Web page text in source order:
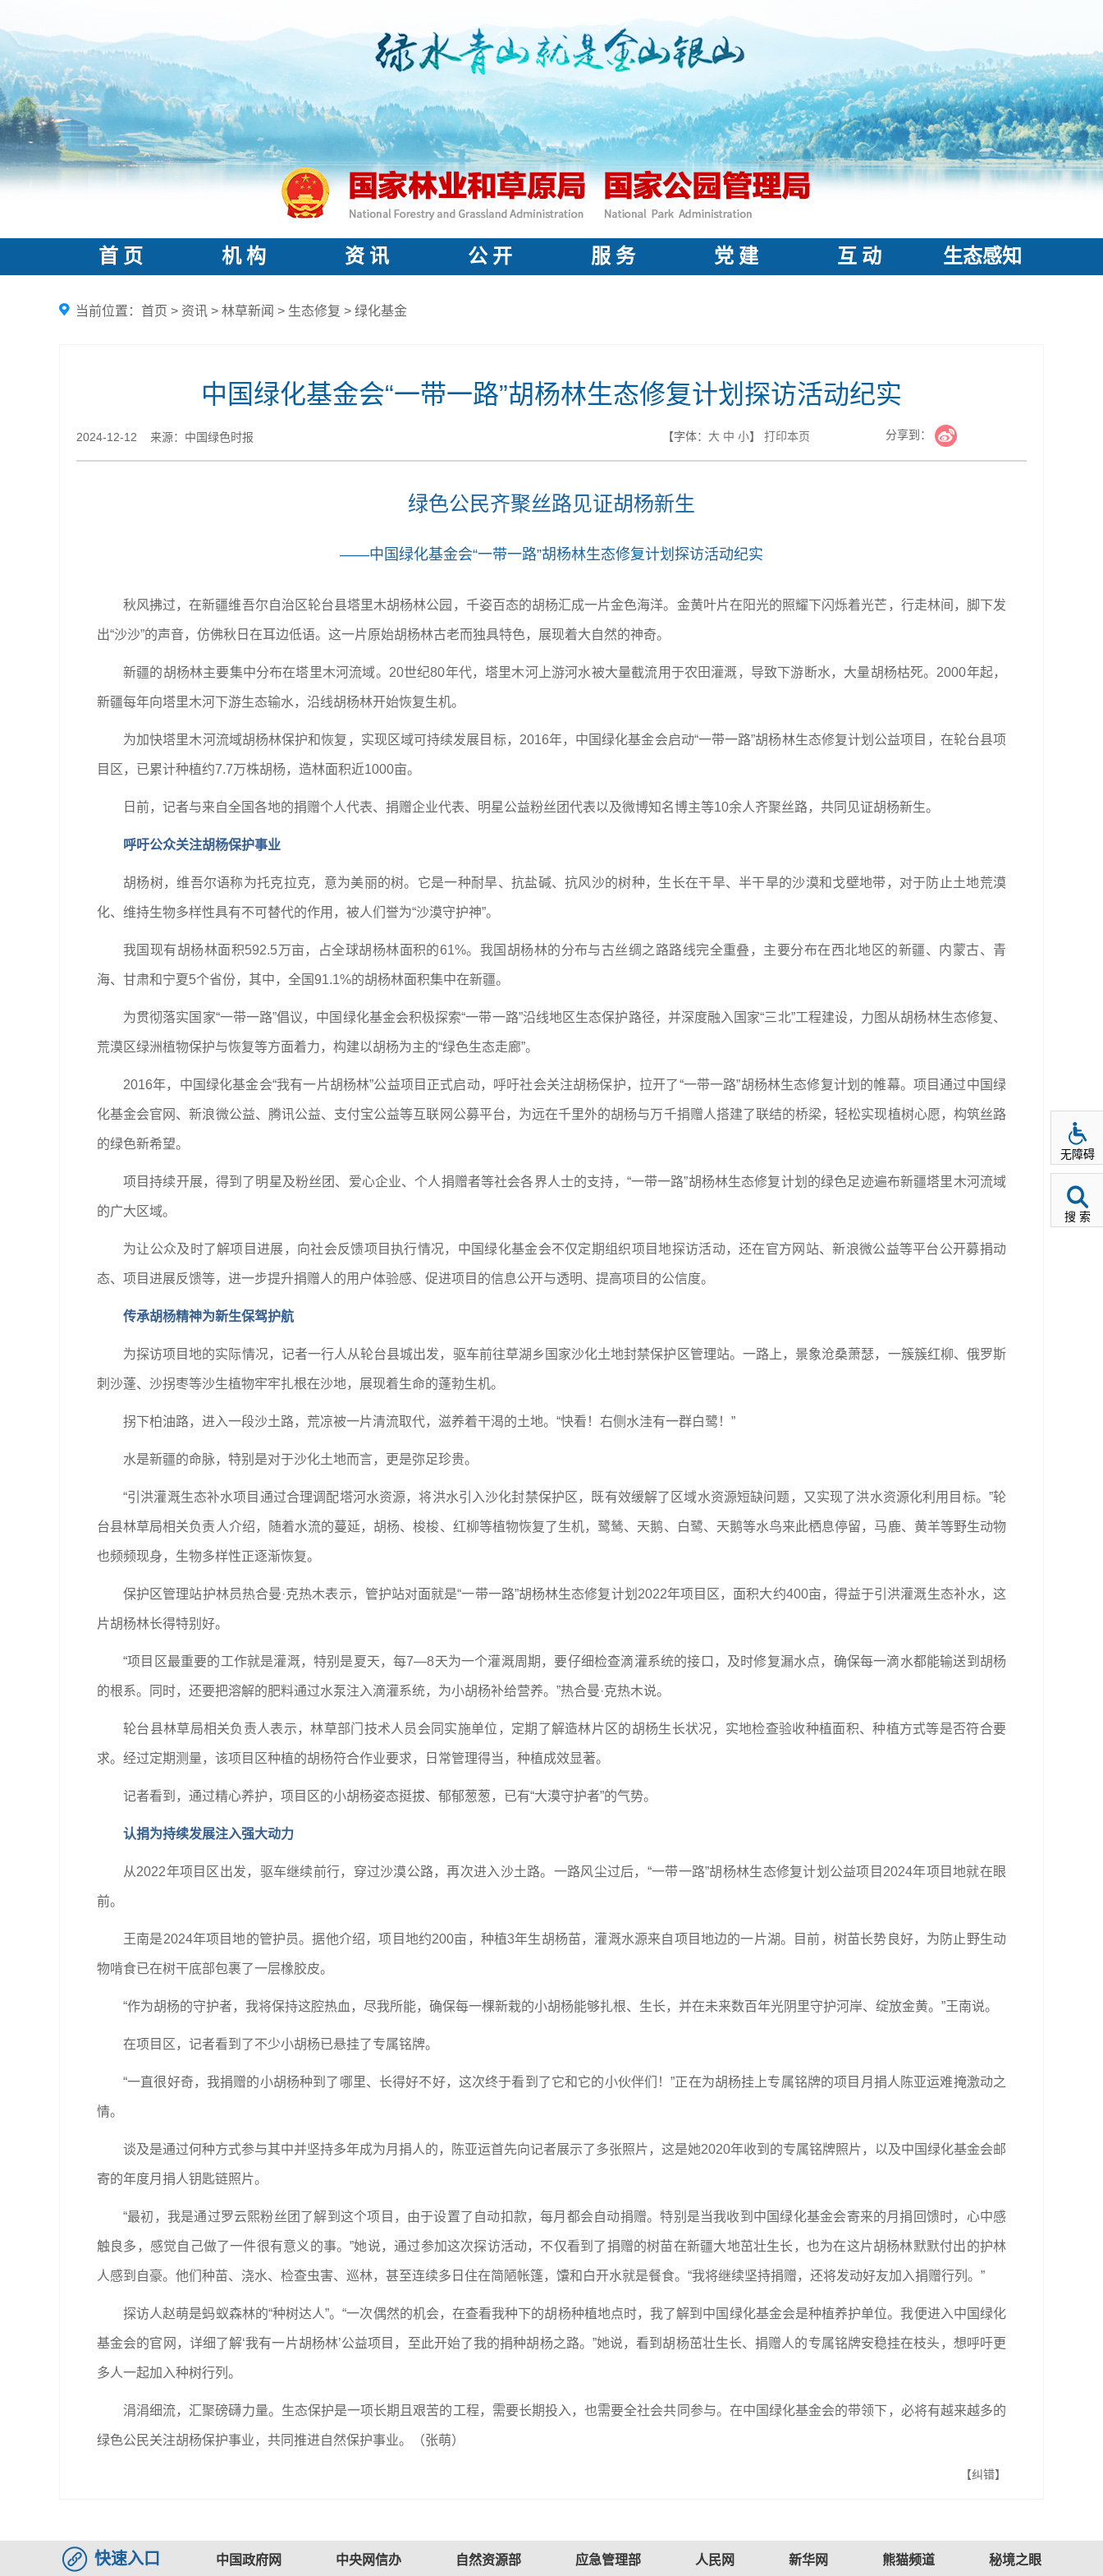
首 页 机 构 资 讯 公 开 服 务 党 建 互 动 生态感知
当前位置： 首页 > 资讯 > 林草新闻 > 生态修复 > 绿化基金
中国绿化基金会“一带一路”胡杨林生态修复计划探访活动纪实
2024-12-12 来源：中国绿色时报 【字体： 大 中 小】 打印本页 分享到：
绿色公民齐聚丝路见证胡杨新生
——中国绿化基金会“一带一路”胡杨林生态修复计划探访活动纪实
秋风拂过，在新疆维吾尔自治区轮台县塔里木胡杨林公园，千姿百态的胡杨汇成一片金色海洋。金黄叶片在阳光的照耀下闪烁着光芒，行走林间，脚下发
出“沙沙”的声音，仿佛秋日在耳边低语。这一片原始胡杨林古老而独具特色，展现着大自然的神奇。
新疆的胡杨林主要集中分布在塔里木河流域。20世纪80年代，塔里木河上游河水被大量截流用于农田灌溉，导致下游断水，大量胡杨枯死。2000年起，
新疆每年向塔里木河下游生态输水，沿线胡杨林开始恢复生机。
为加快塔里木河流域胡杨林保护和恢复，实现区域可持续发展目标，2016年，中国绿化基金会启动“一带一路”胡杨林生态修复计划公益项目，在轮台县项
目区，已累计种植约7.7万株胡杨，造林面积近1000亩。
日前，记者与来自全国各地的捐赠个人代表、捐赠企业代表、明星公益粉丝团代表以及微博知名博主等10余人齐聚丝路，共同见证胡杨新生。
呼吁公众关注胡杨保护事业
胡杨树，维吾尔语称为托克拉克，意为美丽的树。它是一种耐旱、抗盐碱、抗风沙的树种，生长在干旱、半干旱的沙漠和戈壁地带，对于防止土地荒漠
化、维持生物多样性具有不可替代的作用，被人们誉为“沙漠守护神”。
我国现有胡杨林面积592.5万亩，占全球胡杨林面积的61%。我国胡杨林的分布与古丝绸之路路线完全重叠，主要分布在西北地区的新疆、内蒙古、青
海、甘肃和宁夏5个省份，其中，全国91.1%的胡杨林面积集中在新疆。
为贯彻落实国家“一带一路”倡议，中国绿化基金会积极探索“一带一路”沿线地区生态保护路径，并深度融入国家“三北”工程建设，力图从胡杨林生态修复、
荒漠区绿洲植物保护与恢复等方面着力，构建以胡杨为主的“绿色生态走廊”。
2016年，中国绿化基金会“我有一片胡杨林”公益项目正式启动，呼吁社会关注胡杨保护，拉开了“一带一路”胡杨林生态修复计划的帷幕。项目通过中国绿
化基金会官网、新浪微公益、腾讯公益、支付宝公益等互联网公募平台，为远在千里外的胡杨与万千捐赠人搭建了联结的桥梁，轻松实现植树心愿，构筑丝路
的绿色新希望。
项目持续开展，得到了明星及粉丝团、爱心企业、个人捐赠者等社会各界人士的支持，“一带一路”胡杨林生态修复计划的绿色足迹遍布新疆塔里木河流域
的广大区域。
为让公众及时了解项目进展，向社会反馈项目执行情况，中国绿化基金会不仅定期组织项目地探访活动，还在官方网站、新浪微公益等平台公开募捐动
态、项目进展反馈等，进一步提升捐赠人的用户体验感、促进项目的信息公开与透明、提高项目的公信度。
传承胡杨精神为新生保驾护航
为探访项目地的实际情况，记者一行人从轮台县城出发，驱车前往草湖乡国家沙化土地封禁保护区管理站。一路上，景象沧桑萧瑟，一簇簇红柳、俄罗斯
刺沙蓬、沙拐枣等沙生植物牢牢扎根在沙地，展现着生命的蓬勃生机。
拐下柏油路，进入一段沙土路，荒凉被一片清流取代，滋养着干渴的土地。“快看！右侧水洼有一群白鹭！”
水是新疆的命脉，特别是对于沙化土地而言，更是弥足珍贵。
“引洪灌溉生态补水项目通过合理调配塔河水资源，将洪水引入沙化封禁保护区，既有效缓解了区域水资源短缺问题，又实现了洪水资源化利用目标。”轮
台县林草局相关负责人介绍，随着水流的蔓延，胡杨、梭梭、红柳等植物恢复了生机，鹭鸶、天鹅、白鹭、天鹅等水鸟来此栖息停留，马鹿、黄羊等野生动物
也频频现身，生物多样性正逐渐恢复。
保护区管理站护林员热合曼·克热木表示，管护站对面就是“一带一路”胡杨林生态修复计划2022年项目区，面积大约400亩，得益于引洪灌溉生态补水，这
片胡杨林长得特别好。
“项目区最重要的工作就是灌溉，特别是夏天，每7—8天为一个灌溉周期，要仔细检查滴灌系统的接口，及时修复漏水点，确保每一滴水都能输送到胡杨
的根系。同时，还要把溶解的肥料通过水泵注入滴灌系统，为小胡杨补给营养。”热合曼·克热木说。
轮台县林草局相关负责人表示，林草部门技术人员会同实施单位，定期了解造林片区的胡杨生长状况，实地检查验收种植面积、种植方式等是否符合要
求。经过定期测量，该项目区种植的胡杨符合作业要求，日常管理得当，种植成效显著。
记者看到，通过精心养护，项目区的小胡杨姿态挺拔、郁郁葱葱，已有“大漠守护者”的气势。
认捐为持续发展注入强大动力
从2022年项目区出发，驱车继续前行，穿过沙漠公路，再次进入沙土路。一路风尘过后，“一带一路”胡杨林生态修复计划公益项目2024年项目地就在眼
前。
王南是2024年项目地的管护员。据他介绍，项目地约200亩，种植3年生胡杨苗，灌溉水源来自项目地边的一片湖。目前，树苗长势良好，为防止野生动
物啃食已在树干底部包裹了一层橡胶皮。
“作为胡杨的守护者，我将保持这腔热血，尽我所能，确保每一棵新栽的小胡杨能够扎根、生长，并在未来数百年光阴里守护河岸、绽放金黄。”王南说。
在项目区，记者看到了不少小胡杨已悬挂了专属铭牌。
“一直很好奇，我捐赠的小胡杨种到了哪里、长得好不好，这次终于看到了它和它的小伙伴们！”正在为胡杨挂上专属铭牌的项目月捐人陈亚运难掩激动之
情。
谈及是通过何种方式参与其中并坚持多年成为月捐人的，陈亚运首先向记者展示了多张照片，这是她2020年收到的专属铭牌照片，以及中国绿化基金会邮
寄的年度月捐人钥匙链照片。
“最初，我是通过罗云熙粉丝团了解到这个项目，由于设置了自动扣款，每月都会自动捐赠。特别是当我收到中国绿化基金会寄来的月捐回馈时，心中感
触良多，感觉自己做了一件很有意义的事。”她说，通过参加这次探访活动，不仅看到了捐赠的树苗在新疆大地茁壮生长，也为在这片胡杨林默默付出的护林
人感到自豪。他们种苗、浇水、检查虫害、巡林，甚至连续多日住在简陋帐篷，馕和白开水就是餐食。“我将继续坚持捐赠，还将发动好友加入捐赠行列。”
探访人赵萌是蚂蚁森林的“种树达人”。“一次偶然的机会，在查看我种下的胡杨种植地点时，我了解到中国绿化基金会是种植养护单位。我便进入中国绿化
基金会的官网，详细了解‘我有一片胡杨林’公益项目，至此开始了我的捐种胡杨之路。”她说，看到胡杨茁壮生长、捐赠人的专属铭牌安稳挂在枝头，想呼吁更
多人一起加入种树行列。
涓涓细流，汇聚磅礴力量。生态保护是一项长期且艰苦的工程，需要长期投入，也需要全社会共同参与。在中国绿化基金会的带领下，必将有越来越多的
绿色公民关注胡杨保护事业，共同推进自然保护事业。（张萌）
【纠错】
快速入口 中国政府网 中央网信办 自然资源部 应急管理部 人民网 新华网 熊猫频道 秘境之眼
无障碍
搜 索